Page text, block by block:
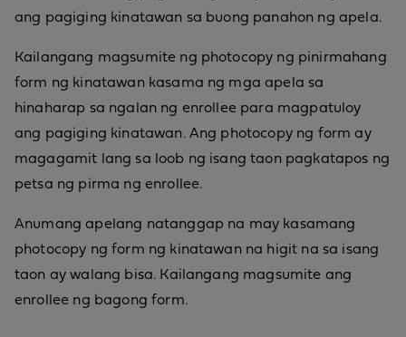
ang pagiging kinatawan sa buong panahon ng apela.
Kailangang magsumite ng photocopy ng pinirmahang
form ng kinatawan kasama ng mga apela sa
hinaharap sa ngalan ng enrollee para magpatuloy
ang pagiging kinatawan. Ang photocopy ng form ay
magagamit lang sa loob ng isang taon pagkatapos ng
petsa ng pirma ng enrollee.
Anumang apelang natanggap na may kasamang
photocopy ng form ng kinatawan na higit na sa isang
taon ay walang bisa. Kailangang magsumite ang
enrollee ng bagong form.